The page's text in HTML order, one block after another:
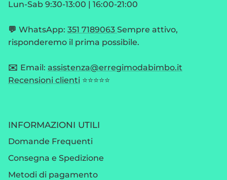
Lun-Sab 9:30-13:00 | 16:00-21:00
💬 WhatsApp: 351 7189063 Sempre attivo,
risponderemo il prima possibile.
✉️ Email: assistenza@erregimodabimbo.it
Recensioni clienti ⭐⭐⭐⭐⭐
INFORMAZIONI UTILI
Domande Frequenti
Consegna e Spedizione
Metodi di pagamento